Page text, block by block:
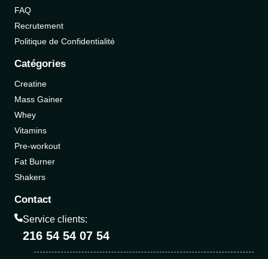
FAQ
Recrutement
Politique de Confidentialité
Catégories
Creatine
Mass Gainer
Whey
Vitamins
Pre-workout
Fat Burner
Shakers
Contact
Service clients:
216 54 54 07 54